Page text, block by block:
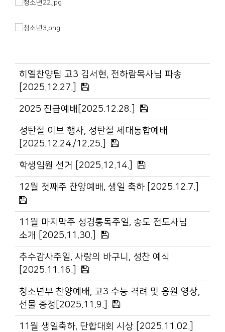
히엘찬양팀 고3 김서현, 전하람목사님 파송
[2025.12.27.]
2025 진급예배[2025.12.28.]
성탄절 이브 행사, 성탄절 세대통합예배
[2025.12.24./12.25.]
학생임원 선거 [2025.12.14.]
12월 첫째주 찬양예배, 생일 축하 [2025.12.7.]
11월 마지막주 성경통독주일, 송도 전도사님
소개 [2025.11.30.]
추수감사주일, 사랑의 바구니, 성찬 예식
[2025.11.16.]
청소년부 찬양예배, 고3 수능 격려 및 응원 영상,
선물 증정[2025.11.9.]
11월 생일축하, 단합대회 시상 [2025.11.02.]